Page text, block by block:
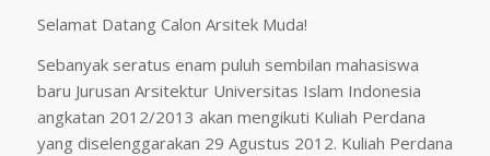
Selamat Datang Calon Arsitek Muda!
Sebanyak seratus enam puluh sembilan mahasiswa
baru Jurusan Arsitektur Universitas Islam Indonesia
angkatan 2012/2013 akan mengikuti Kuliah Perdana
yang diselenggarakan 29 Agustus 2012. Kuliah Perdana